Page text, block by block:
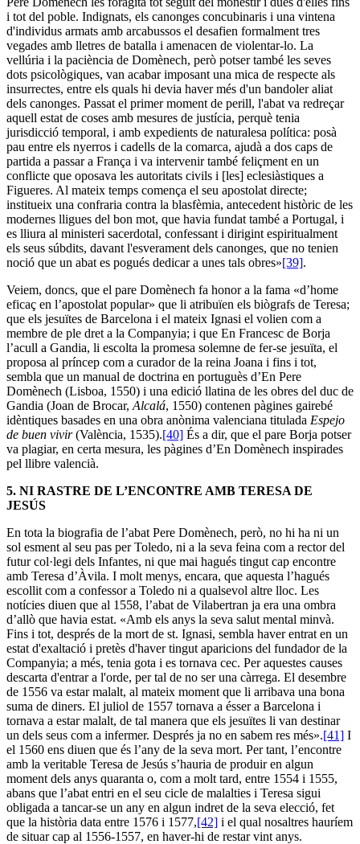
i tot del poble. Indignats, els canonges concubinaris i una vintena
d'individus armats amb arcabussos el desafien formalment tres
vegades amb lletres de batalla i amenacen de violentar-lo. La
vellúria i la paciència de Domènech, però potser també les seves
dots psicològiques, van acabar imposant una mica de respecte als
insurrectes, entre els quals hi devia haver més d'un bandoler aliat
dels canonges. Passat el primer moment de perill, l'abat va redreçar
aquell estat de coses amb mesures de justícia, perquè tenia
jurisdicció temporal, i amb expedients de naturalesa política: posà
pau entre els nyerros i cadells de la comarca, ajudà a dos caps de
partida a passar a França i va intervenir també feliçment en un
conflicte que oposava les autoritats civils i [les] eclesiàstiques a
Figueres. Al mateix temps comença el seu apostolat directe;
institueix una confraria contra la blasfèmia, antecedent històric de les
modernes lligues del bon mot, que havia fundat també a Portugal, i
es lliura al ministeri sacerdotal, confessant i dirigint espiritualment
els seus súbdits, davant l'esverament dels canonges, que no tenien
noció que un abat es pogués dedicar a unes tals obres»[39].
Veiem, doncs, que el pare Domènech fa honor a la fama «d’home
eficaç en l’apostolat popular» que li atribuïen els biògrafs de Teresa;
que els jesuïtes de Barcelona i el mateix Ignasi el volien com a
membre de ple dret a la Companyia; i que En Francesc de Borja
l’acull a Gandia, li escolta la promesa solemne de fer-se jesuïta, el
proposa al príncep com a curador de la reina Joana i fins i tot,
sembla que un manual de doctrina en portuguès d’En Pere
Domènech (Lisboa, 1550) i una edició llatina de les obres del duc de
Gandia (Joan de Brocar, Alcalá, 1550) contenen pàgines gairebé
idèntiques basades en una obra anònima valenciana titulada Espejo
de buen vivir(València, 1535).[40] És a dir, que el pare Borja potser
va plagiar, en certa mesura, les pàgines d’En Domènech inspirades
pel llibre valencià.
5. NI RASTRE DE L’ENCONTRE AMB TERESA DE
JESÚS
En tota la biografia de l’abat Pere Domènech, però, no hi ha ni un
sol esment al seu pas per Toledo, ni a la seva feina com a rector del
futur col·legi dels Infantes, ni que mai hagués tingut cap encontre
amb Teresa d’Àvila. I molt menys, encara, que aquesta l’hagués
escollit com a confessor a Toledo ni a qualsevol altre lloc. Les
notícies diuen que al 1558, l’abat de Vilabertran ja era una ombra
d’allò que havia estat. «Amb els anys la seva salut mental minvà.
Fins i tot, després de la mort de st. Ignasi, sembla haver entrat en un
estat d'exaltació i pretès d'haver tingut aparicions del fundador de la
Companyia; a més, tenia gota i es tornava cec. Per aquestes causes
descarta d'entrar a l'orde, per tal de no ser una càrrega. El desembre
de 1556 va estar malalt, al mateix moment que li arribava una bona
suma de diners. El juliol de 1557 tornava a ésser a Barcelona i
tornava a estar malalt, de tal manera que els jesuïtes li van destinar
un dels seus com a infermer. Després ja no en sabem res més».[41] I
el 1560 ens diuen que és l’any de la seva mort. Per tant, l’encontre
amb la veritable Teresa de Jesús s’hauria de produir en algun
moment dels anys quaranta o, com a molt tard, entre 1554 i 1555,
abans que l’abat entri en el seu cicle de malalties i Teresa sigui
obligada a tancar-se un any en algun indret de la seva elecció, fet
que la història data entre 1576 i 1577,[42] i el qual nosaltres hauríem
de situar cap al 1556-1557, en haver-hi de restar vint anys.